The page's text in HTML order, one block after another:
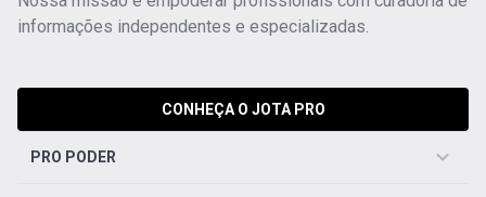
informações independentes e especializadas.
CONHEÇA O JOTA PRO
PRO PODER